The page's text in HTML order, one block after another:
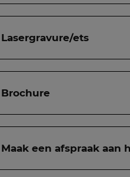
Lasergravure/ets
Brochure
Maak een afspraak aan